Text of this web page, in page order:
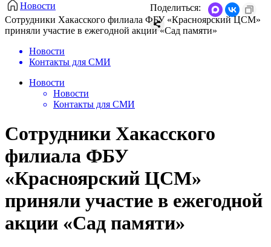
Новости
Сотрудники Хакасского филиала ФБУ «Красноярский ЦСМ»
приняли участие в ежегодной акции «Сад памяти»
Поделиться:
Новости
Контакты для СМИ
Новости
Новости
Контакты для СМИ
Сотрудники Хакасского
филиала ФБУ
«Красноярский ЦСМ»
приняли участие в ежегодной
акции «Сад памяти»